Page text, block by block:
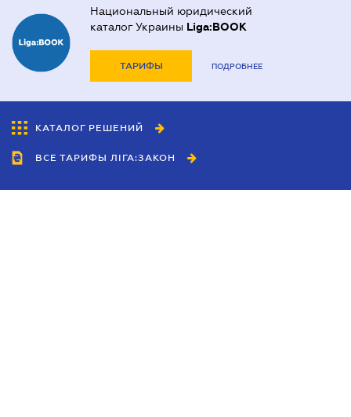
Национальный юридический
каталог Украины Liga:BOOK
ТАРИФЫ ПОДРОБНЕЕ
КАТАЛОГ РЕШЕНИЙ
ВСЕ ТАРИФЫ ЛІГА:ЗАКОН